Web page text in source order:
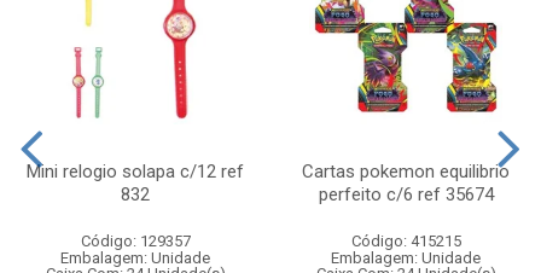
Mini relogio solapa c/12 ref
832
Código: 129357
Embalagem: Unidade
Cartas pokemon equilibrio
perfeito c/6 ref 35674
Código: 415215
Embalagem: Unidade